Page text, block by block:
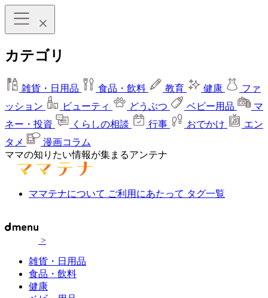
カテゴリ
雑貨・日用品 食品・飲料 教育 健康
ファ
ッション
ビューティ どうぶつ ベビー用品
マ
ネー・投資
くらしの相談 行事 おでかけ
エン
タメ
漫画コラム
ママの知りたい情報が集まるアンテナ
ママテナについて ご利用にあたって タグ一覧
>
雑貨・日用品
食品・飲料
健康